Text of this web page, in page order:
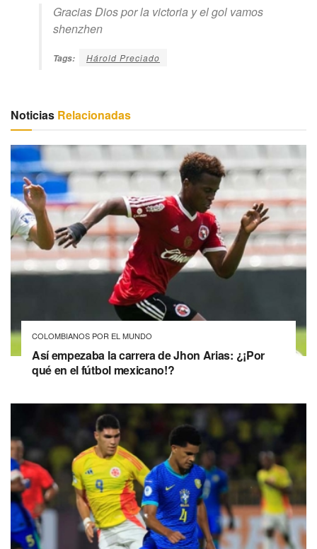
Gracias Dios por la victoria y el gol vamos
shenzhen
Tags: Hárold Preciado
Noticias Relacionadas
COLOMBIANOS POR EL MUNDO
Así empezaba la carrera de Jhon Arias: ¿¡Por
qué en el fútbol mexicano!?